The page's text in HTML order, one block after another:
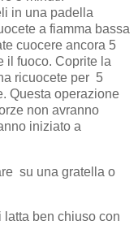
in una padella
a fiamma bassa
cuocere ancora 5
il fuoco. Coprite la
ricuocete per 5
Questa operazione
non avranno
iniziato a
su una gratella o
latta ben chiuso con